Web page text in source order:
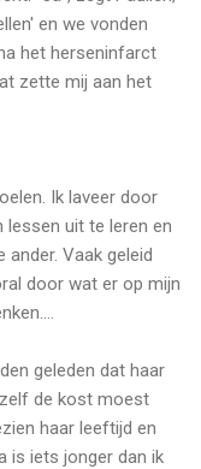
en we vonden
het herseninfarct
zette mij aan het
Ik laveer door
uit te leren en
ander. Vaak geleid
door wat er op mijn
geleden dat haar
de kost moest
haar leeftijd en
is iets jonger dan ik